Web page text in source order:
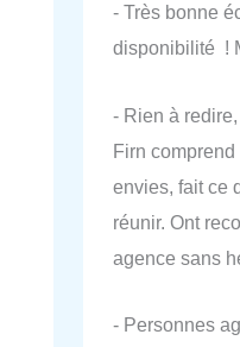
- Très bonne
disponibilité !
- Rien à
Firn
envies, fait ce
réunir. Ont
agence sans
- Personnes